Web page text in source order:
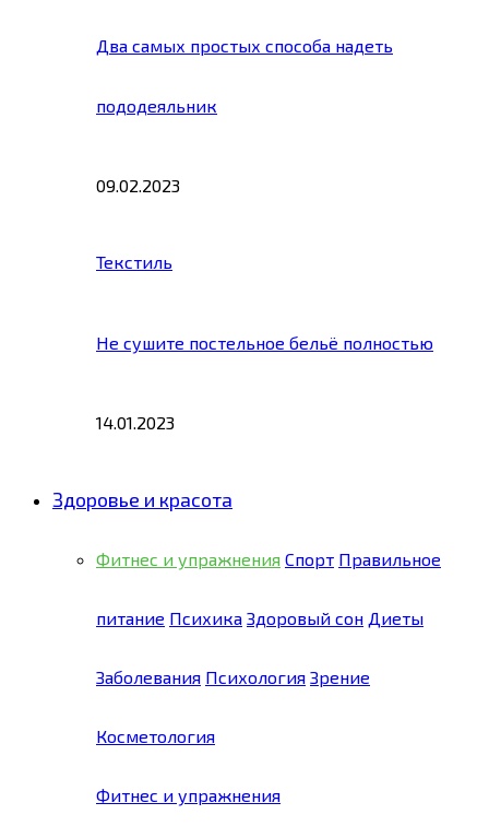
Два самых простых способа надеть
пододеяльник
09.02.2023
Текстиль
Не сушите постельное бельё полностью
14.01.2023
Здоровье и красота
Фитнес и упражнения Спорт Правильное
питание Психика Здоровый сон Диеты
Заболевания Психология Зрение
Косметология
Фитнес и упражнения